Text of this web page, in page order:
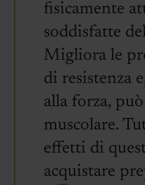
fisicamente
soddisfatte
Migliora le
di resistenza
alla forza,
muscolare.
effetti di
acquistare